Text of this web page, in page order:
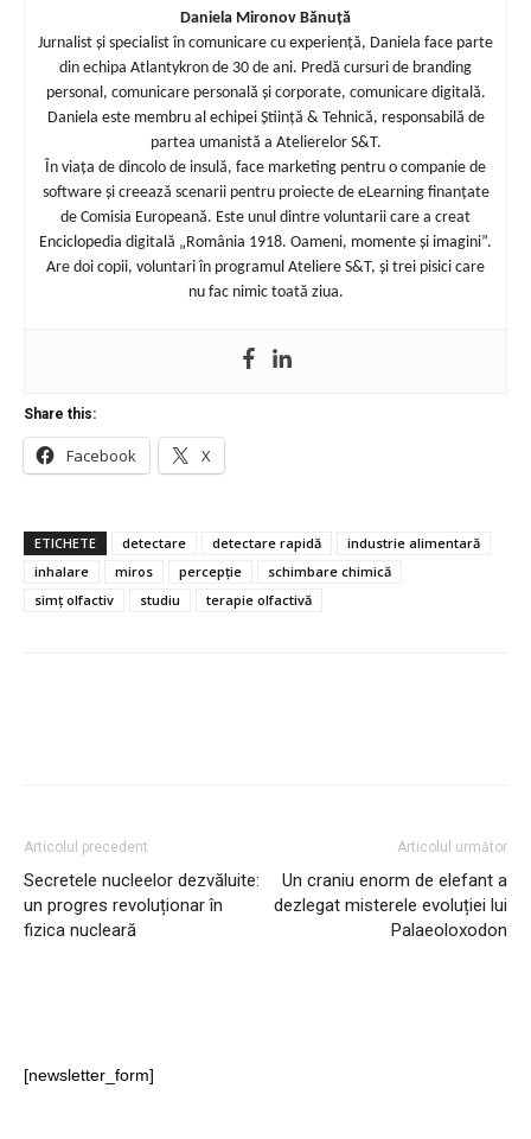
Daniela Mironov Bănuță
Jurnalist și specialist în comunicare cu experiență, Daniela face parte
din echipa Atlantykron de 30 de ani. Predă cursuri de branding
personal, comunicare personală și corporate, comunicare digitală.
Daniela este membru al echipei Știință & Tehnică, responsabilă de
partea umanistă a Atelierelor S&T.
În viața de dincolo de insulă, face marketing pentru o companie de
software și creează scenarii pentru proiecte de eLearning finanțate
de Comisia Europeană. Este unul dintre voluntarii care a creat
Enciclopedia digitală „România 1918. Oameni, momente și imagini”.
Are doi copii, voluntari în programul Ateliere S&T, și trei pisici care
nu fac nimic toată ziua.
Share this:
Facebook X
ETICHETE detectare detectare rapidă
industrie alimentară
inhalare
miros percepție
schimbare chimică
simț olfactiv
studiu terapie olfactivă
Articolul precedent
Secretele nucleelor dezvăluite:
un progres revoluționar în
fizica nucleară
Articolul următor
Un craniu enorm de elefant a
dezlegat misterele evoluției lui
Palaeoloxodon
[newsletter_form]